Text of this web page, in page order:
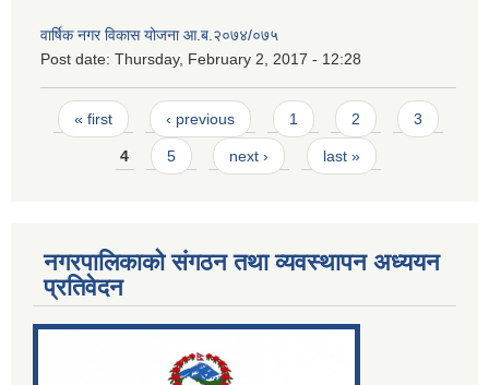
वार्षिक नगर विकास योजना आ.ब.२०७४/०७५
Post date: Thursday, February 2, 2017 - 12:28
Pages
« first ‹ previous 1 2 3
4 5 next › last »
नगरपालिकाको संगठन तथा व्यवस्थापन अध्ययन
प्रतिवेदन